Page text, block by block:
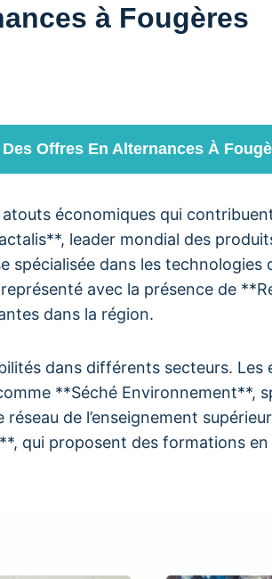
à Fougères
Offres En Alternances À
économiques qui
leader mondial des
dans les technologies
avec la présence de
dans la région.
dans différents secteurs. Les
**Séché Environnement**,
de l’enseignement
qui proposent des formations